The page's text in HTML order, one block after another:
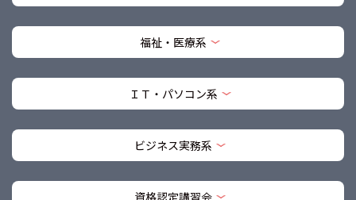
福祉・医療系
ＩＴ・パソコン系
ビジネス実務系